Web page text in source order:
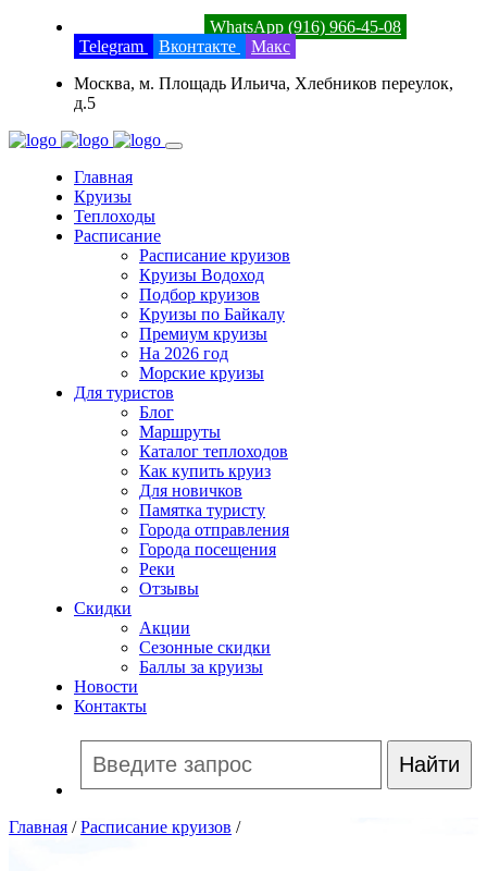
WhatsApp (916) 966-45-08
Telegram
Вконтакте
Макс
Москва, м. Площадь Ильича, Хлебников переулок,
д.5
Главная
Круизы
Теплоходы
Расписание
Расписание круизов
Круизы Водоход
Подбор круизов
Круизы по Байкалу
Премиум круизы
На 2026 год
Морские круизы
Для туристов
Блог
Маршруты
Каталог теплоходов
Как купить круиз
Для новичков
Памятка туристу
Города отправления
Города посещения
Реки
Отзывы
Скидки
Акции
Сезонные скидки
Баллы за круизы
Новости
Контакты
Главная /Расписание круизов /